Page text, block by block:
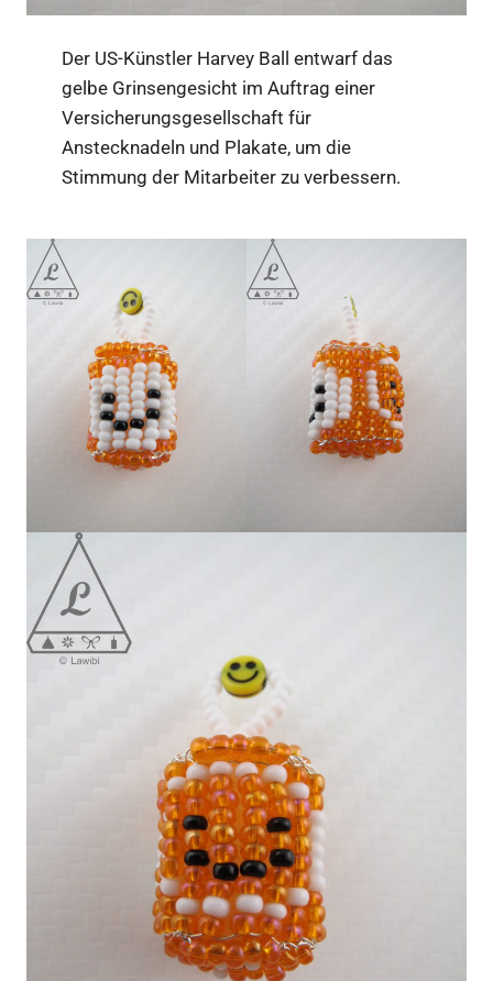
Der US-Künstler Harvey Ball entwarf das
gelbe Grinsengesicht im Auftrag einer
Versicherungsgesellschaft für
Anstecknadeln und Plakate, um die
Stimmung der Mitarbeiter zu verbessern.